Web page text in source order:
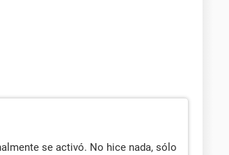
se activó. No hice nada, sólo